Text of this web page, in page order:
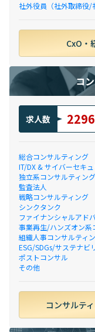
社外役員（社外取締役/
CxO・
コ
求人数 2296
総合コンサルティング
IT/DX & サイバーセキ
独立系コンサルティング
監査法人
戦略コンサルティング
シンクタンク
ファイナンシャルアド
事業再生/ハンズオン系
組織人事コンサルティ
ESG/SDGs/サステナビ
ポストコンサル
その他
コンサルテ